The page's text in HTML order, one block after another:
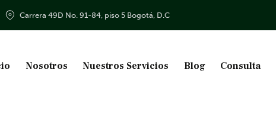
Carrera 49D No. 91-84, piso 5 Bogotá, D.C
Nosotros Nuestros Servicios Blog Consulta